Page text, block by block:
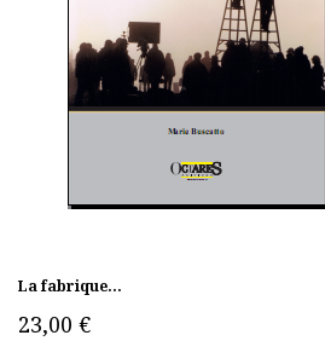
La fabrique...
23,00 €